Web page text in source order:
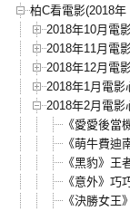
柏C看電影(2018
2018年10月電
2018年11月電
2018年12月電
2018年1月電影
2018年2月電影
《愛愛後
《萌牛費
《黑豹》
《意外》巧
《決勝女王